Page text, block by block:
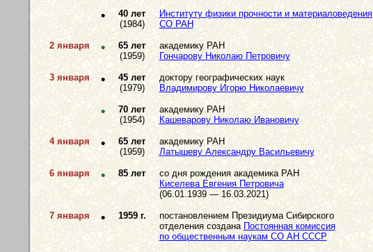
•
40 лет
(1984)
Институту физики прочности и материаловедения
СО РАН
2 января •
65 лет
(1959)
академику РАН
Гончарову Николаю Петровичу
3 января •
45 лет
(1979)
доктору географических наук
Владимирову Игорю Николаевичу
•
70 лет
(1954)
академику РАН
Кашеварову Николаю Ивановичу
4 января •
65 лет
(1959)
академику РАН
Латышеву Александру Васильевичу
6 января • 85 лет
со дня рождения академика РАН
Киселева Евгения Петровича
(06.01.1939 — 16.03.2021)
7 января • 1959 г.
постановлением Президиума Сибирского
отделения созданаПостоянная комиссия
по общественным наукам СО АН СССР